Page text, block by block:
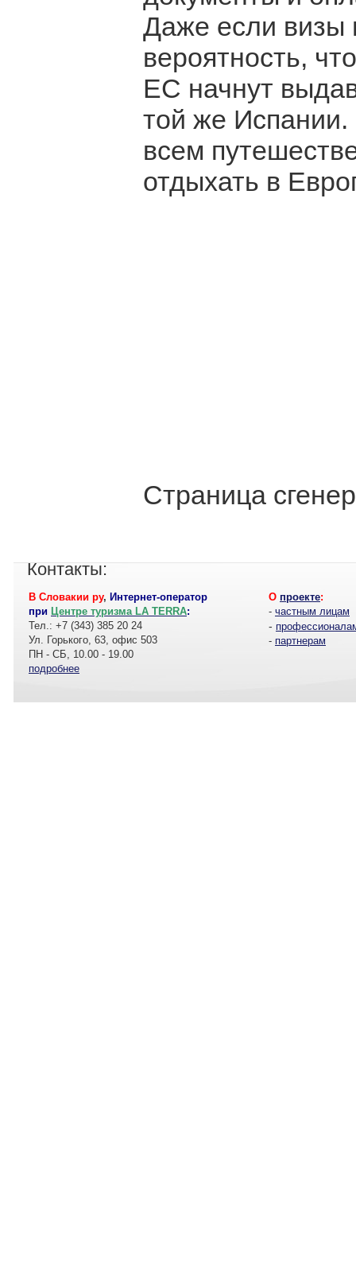
Даже если визы
вероятность,
ЕС начнут
той же Испании.
всем
отдыхать в
Страница
Контакты:
В Словакии ру, Интернет-оператор
при Центре туризма LA TERRA:
Тел.: +7 (343) 385 20 24
Ул. Горького, 63, офис 503
ПН - СБ, 10.00 - 19.00
подробнее
О проекте:
- частным лицам
-
- партнерам